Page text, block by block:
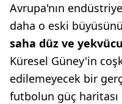
Avrupa'nın
daha o eski
saha düz ve
Küresel Güney'in
edilemeyecek bir
futbolun güç haritası